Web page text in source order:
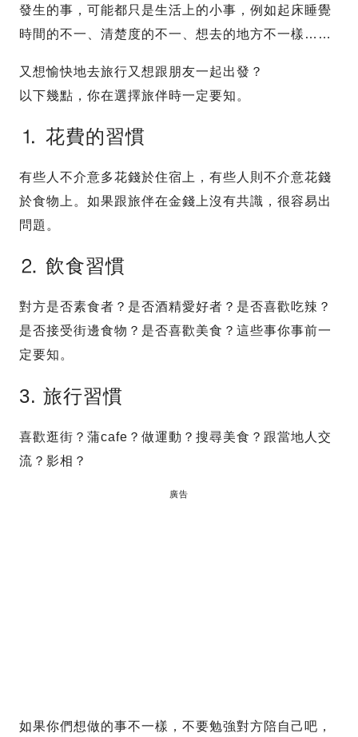
發生的事，可能都只是生活上的小事，例如起床睡覺
時間的不一、清楚度的不一、想去的地方不一樣……
又想愉快地去旅行又想跟朋友一起出發？
以下幾點，你在選擇旅伴時一定要知。
⒈ 花費的習慣
有些人不介意多花錢於住宿上，有些人則不介意花錢
於食物上。如果跟旅伴在金錢上沒有共識，很容易出
問題。
⒉ 飲食習慣
對方是否素食者？是否酒精愛好者？是否喜歡吃辣？
是否接受街邊食物？是否喜歡美食？這些事你事前一
定要知。
3. 旅行習慣
喜歡逛街？蒲cafe？做運動？搜尋美食？跟當地人交
流？影相？
廣告
如果你們想做的事不一樣，不要勉強對方陪自己吧，